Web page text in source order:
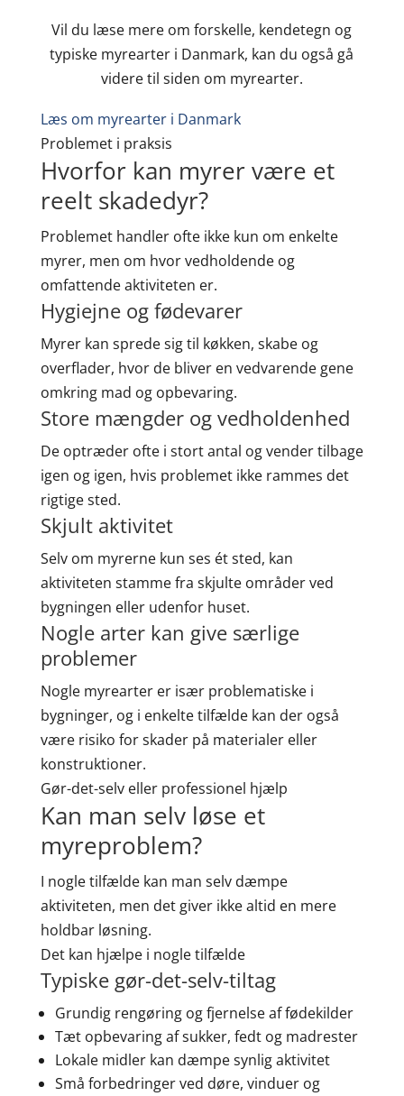
Vil du læse mere om forskelle, kendetegn og
typiske myrearter i Danmark, kan du også gå
videre til siden om myrearter.
Læs om myrearter i Danmark
Problemet i praksis
Hvorfor kan myrer være et
reelt skadedyr?
Problemet handler ofte ikke kun om enkelte
myrer, men om hvor vedholdende og
omfattende aktiviteten er.
Hygiejne og fødevarer
Myrer kan sprede sig til køkken, skabe og
overflader, hvor de bliver en vedvarende gene
omkring mad og opbevaring.
Store mængder og vedholdenhed
De optræder ofte i stort antal og vender tilbage
igen og igen, hvis problemet ikke rammes det
rigtige sted.
Skjult aktivitet
Selv om myrerne kun ses ét sted, kan
aktiviteten stamme fra skjulte områder ved
bygningen eller udenfor huset.
Nogle arter kan give særlige
problemer
Nogle myrearter er især problematiske i
bygninger, og i enkelte tilfælde kan der også
være risiko for skader på materialer eller
konstruktioner.
Gør-det-selv eller professionel hjælp
Kan man selv løse et
myreproblem?
I nogle tilfælde kan man selv dæmpe
aktiviteten, men det giver ikke altid en mere
holdbar løsning.
Det kan hjælpe i nogle tilfælde
Typiske gør-det-selv-tiltag
Grundig rengøring og fjernelse af fødekilder
Tæt opbevaring af sukker, fedt og madrester
Lokale midler kan dæmpe synlig aktivitet
Små forbedringer ved døre, vinduer og